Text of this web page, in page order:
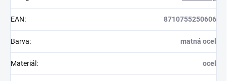
EAN: 8710755250606
Barva: matná ocel
Materiál : ocel